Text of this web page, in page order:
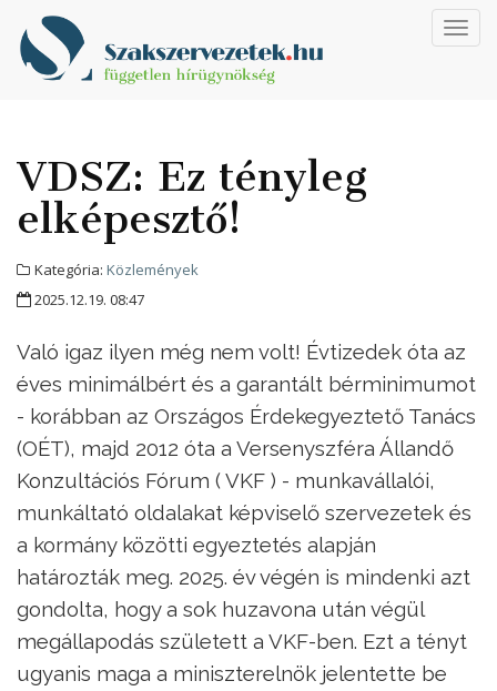
VDSZ: Ez tényleg
elképesztő!
Kategória: Közlemények
2025.12.19. 08:47
Való igaz ilyen még nem volt! Évtizedek óta az
éves minimálbért és a garantált bérminimumot
- korábban az Országos Érdekegyeztető Tanács
(OÉT), majd 2012 óta a Versenyszféra Állandő
Konzultációs Fórum ( VKF ) - munkavállalói,
munkáltató oldalakat képviselő szervezetek és
a kormány közötti egyeztetés alapján
határozták meg. 2025. év végén is mindenki azt
gondolta, hogy a sok huzavona után végül
megállapodás született a VKF-ben. Ezt a tényt
ugyanis maga a miniszterelnök jelentette be